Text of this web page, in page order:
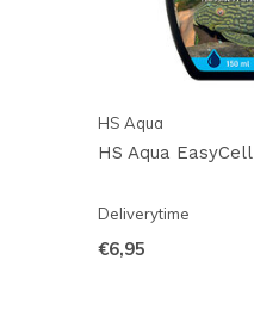
HS Aqua
HS Aqua EasyCell
Deliverytime
€6,95